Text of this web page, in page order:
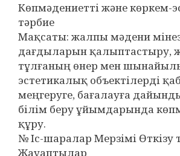
Көпмәдениетті және көркем-
тәрбие
Мақсаты: жалпы мәдени
дағдыларын қалыптастыру,
тұлғаның өнер мен
эстетикалық объектілерді
меңгеруге, бағалауға
білім беру ұйымдарында
құру.
№ Іс-шаралар Мерзімі Өткізу
Жауаптылар